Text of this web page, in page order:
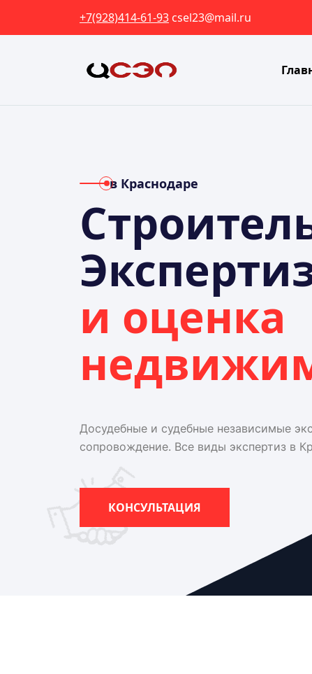
+7(928)414-61-93 csel23@mail.ru
в Краснодаре
и оценка
Досудебные и судебные независимые
сопровождение. Все виды экспертиз в
КОНСУЛЬТАЦИЯ